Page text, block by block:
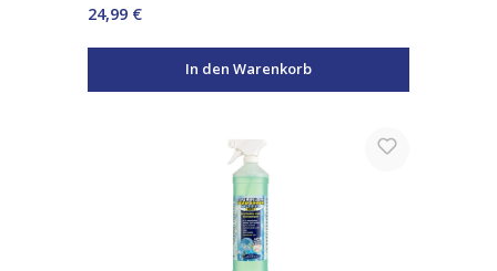
Regulärer Preis:
24,99 €
In den Warenkorb